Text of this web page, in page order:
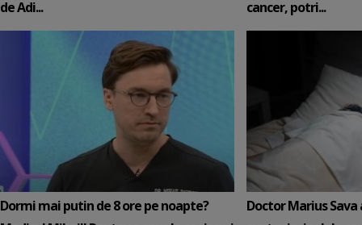
de Adi...
cancer, potri...
Dormi mai putin de 8 ore pe noapte?
Doctor Marius